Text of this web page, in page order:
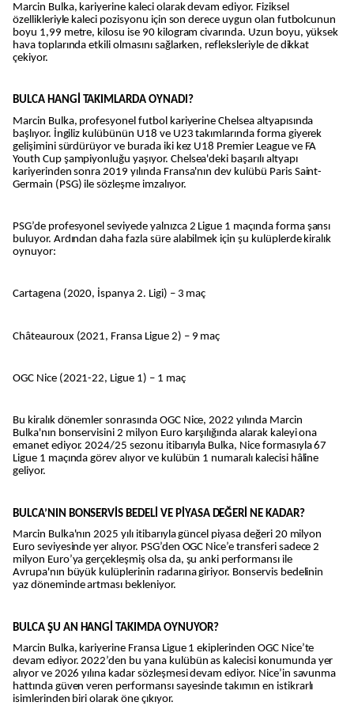
Marcin Bulka, kariyerine kaleci olarak devam ediyor. Fiziksel
özellikleriyle kaleci pozisyonu için son derece uygun olan futbolcunun
boyu 1,99 metre, kilosu ise 90 kilogram civarında. Uzun boyu, yüksek
hava toplarında etkili olmasını sağlarken, refleksleriyle de dikkat
çekiyor.
BULCA HANGİ TAKIMLARDA OYNADI?
Marcin Bulka, profesyonel futbol kariyerine Chelsea altyapısında
başlıyor. İngiliz kulübünün U18 ve U23 takımlarında forma giyerek
gelişimini sürdürüyor ve burada iki kez U18 Premier League ve FA
Youth Cup şampiyonluğu yaşıyor. Chelsea'deki başarılı altyapı
kariyerinden sonra 2019 yılında Fransa'nın dev kulübü Paris Saint-
Germain (PSG) ile sözleşme imzalıyor.
PSG’de profesyonel seviyede yalnızca 2 Ligue 1 maçında forma şansı
buluyor. Ardından daha fazla süre alabilmek için şu kulüplerde kiralık
oynuyor:
Cartagena (2020, İspanya 2. Ligi) – 3 maç
Châteauroux (2021, Fransa Ligue 2) – 9 maç
OGC Nice (2021-22, Ligue 1) – 1 maç
Bu kiralık dönemler sonrasında OGC Nice, 2022 yılında Marcin
Bulka'nın bonservisini 2 milyon Euro karşılığında alarak kaleyi ona
emanet ediyor. 2024/25 sezonu itibarıyla Bulka, Nice formasıyla 67
Ligue 1 maçında görev alıyor ve kulübün 1 numaralı kalecisi hâline
geliyor.
BULCA’NIN BONSERVİS BEDELİ VE PİYASA DEĞERİ NE KADAR?
Marcin Bulka'nın 2025 yılı itibarıyla güncel piyasa değeri 20 milyon
Euro seviyesinde yer alıyor. PSG’den OGC Nice’e transferi sadece 2
milyon Euro’ya gerçekleşmiş olsa da, şu anki performansı ile
Avrupa'nın büyük kulüplerinin radarına giriyor. Bonservis bedelinin
yaz döneminde artması bekleniyor.
BULCA ŞU AN HANGİ TAKIMDA OYNUYOR?
Marcin Bulka, kariyerine Fransa Ligue 1 ekiplerinden OGC Nice’te
devam ediyor. 2022’den bu yana kulübün as kalecisi konumunda yer
alıyor ve 2026 yılına kadar sözleşmesi devam ediyor. Nice’in savunma
hattında güven veren performansı sayesinde takımın en istikrarlı
isimlerinden biri olarak öne çıkıyor.